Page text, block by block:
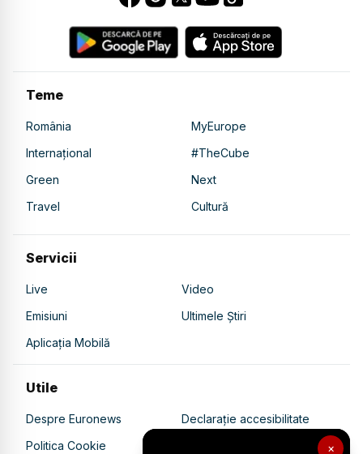
×
Teme
România
MyEurope
Internațional
#TheCube
Green
Next
Travel
Cultură
Servicii
Live
Video
Emisiuni
Ultimele Știri
Aplicația Mobilă
Utile
Despre Euronews
Declarație accesibilitate
Politica Cookie
Politica de confidențialitate